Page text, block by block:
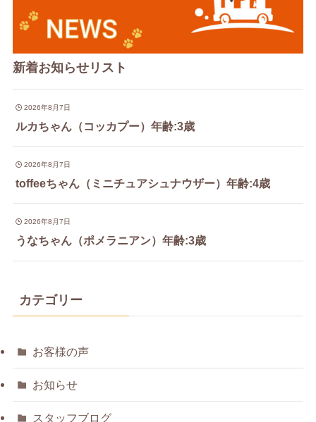
新着お知らせリスト
2026年8月7日
ルカちゃん（コッカプー）年齢:3歳
2026年8月7日
toffeeちゃん（ミニチュアシュナウザー）年齢:4歳
2026年8月7日
うなちゃん（ポメラニアン）年齢:3歳
カテゴリー
お客様の声
お知らせ
スタッフブログ